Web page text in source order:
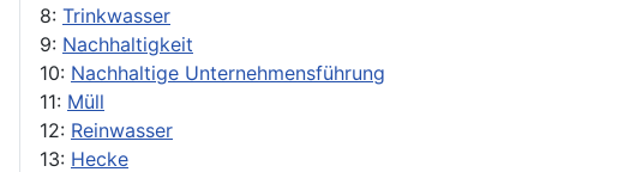
8: Trinkwasser
9: Nachhaltigkeit
10: Nachhaltige Unternehmensführung
11: Müll
12: Reinwasser
13: Hecke